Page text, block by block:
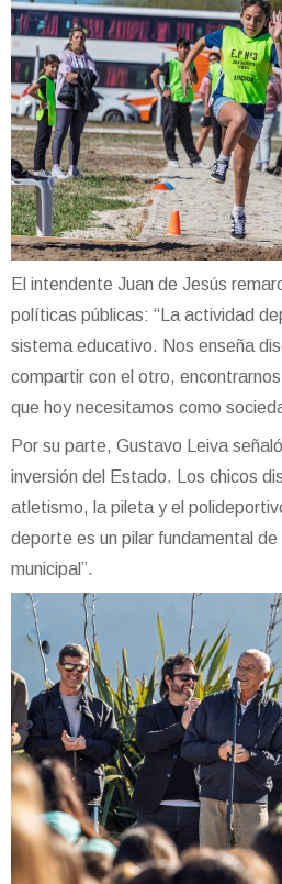
El intendente Juan de Jesús
políticas públicas: “La actividad
sistema educativo. Nos enseña
compartir con el otro,
que hoy necesitamos como
Por su parte, Gustavo Leiva
inversión del Estado. Los chicos
atletismo, la pileta y el
deporte es un pilar fundamental
municipal”.